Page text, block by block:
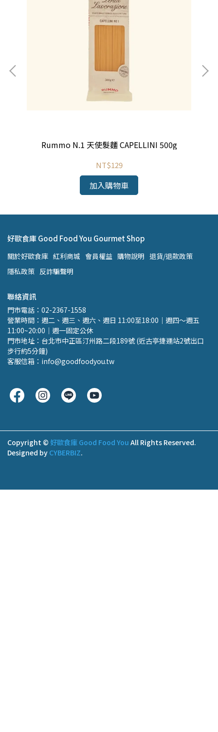
Rummo N.1 天使髮麵 CAPELLINI 500g
NT$129
加入購物車
好歐食庫 Good Food You Gourmet Shop
關於好歐食庫 紅利商城 會員權益 購物說明 退貨/退款政策
隱私政策 反詐騙聲明
聯絡資訊
門市電話：02-2367-1558
營業時間：週二、週三、週六、週日 11:00至18:00｜週四～週五
11:00~20:00｜週一固定公休
門市地址：台北市中正區汀州路二段189號 (近古亭捷運站2號出口
步行約5分鐘)
客服信箱：info@goodfoodyou.tw
Copyright © 好歐食庫 Good Food You All Rights Reserved.
Designed by CYBERBIZ.